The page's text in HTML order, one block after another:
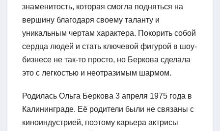
знаменитость, которая смогла подняться на
вершину благодаря своему таланту и
уникальным чертам характера. Покорить собой
сердца людей и стать ключевой фигурой в шоу-
бизнесе не так-то просто, но Беркова сделала
это с легкостью и неотразимым шармом.
Родилась Ольга Беркова 3 апреля 1975 года в
Калининграде. Её родители были не связаны с
киноиндустрией, поэтому карьера актрисы